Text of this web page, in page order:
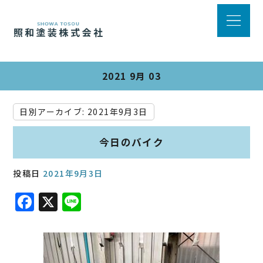
2021 9月 03
日別アーカイブ: 2021年9月3日
今日のバイク
投稿日 2021年9月3日
F
a
c
X
e